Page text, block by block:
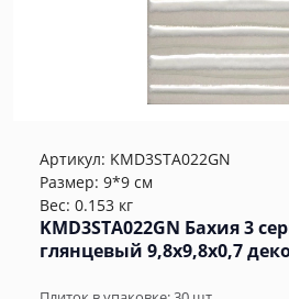
Артикул: KMD3STA022GN
Размер: 9*9 см
Вес: 0.153 кг
KMD3STA022GN Бахия 3
глянцевый 9,8x9,8x0,7